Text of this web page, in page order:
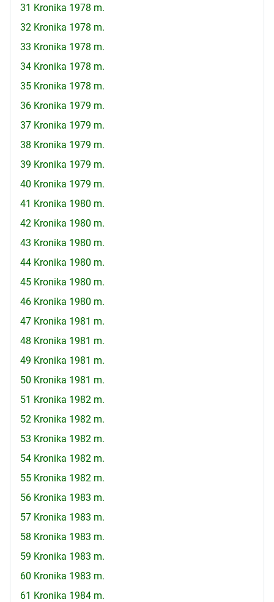
31 Kronika 1978 m.
32 Kronika 1978 m.
33 Kronika 1978 m.
34 Kronika 1978 m.
35 Kronika 1978 m.
36 Kronika 1979 m.
37 Kronika 1979 m.
38 Kronika 1979 m.
39 Kronika 1979 m.
40 Kronika 1979 m.
41 Kronika 1980 m.
42 Kronika 1980 m.
43 Kronika 1980 m.
44 Kronika 1980 m.
45 Kronika 1980 m.
46 Kronika 1980 m.
47 Kronika 1981 m.
48 Kronika 1981 m.
49 Kronika 1981 m.
50 Kronika 1981 m.
51 Kronika 1982 m.
52 Kronika 1982 m.
53 Kronika 1982 m.
54 Kronika 1982 m.
55 Kronika 1982 m.
56 Kronika 1983 m.
57 Kronika 1983 m.
58 Kronika 1983 m.
59 Kronika 1983 m.
60 Kronika 1983 m.
61 Kronika 1984 m.